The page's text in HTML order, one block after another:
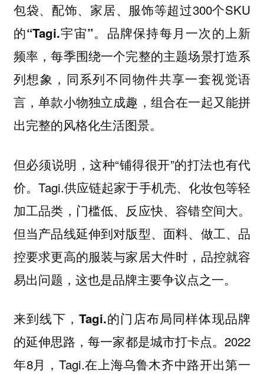
包袋、配饰、家居、服饰等超过300个SKU
的“Tagi.宇宙”。 品牌保持每月一次的上新
频率，每季围绕一个完整的主题场景打造系
列想象，同系列不同物件共享一套视觉语
言，单款小物独立成趣，组合在一起又能拼
出完整的风格化生活图景。
但必须说明，这种“铺得很开”的打法也有代
价。Tagi.供应链起家于手机壳、化妆包等轻
加工品类，门槛低、反应快、容错空间大。
但当产品线延伸到对版型、面料、做工、品
控要求更高的服装与家居大件时，品控就容
易出问题，这也是品牌主要争议点之一。
来到线下，Tagi.的门店布局同样体现品牌
的延伸思路，每一家都是城市打卡点。2022
年8月，Tagi.在上海乌鲁木齐中路开出第一